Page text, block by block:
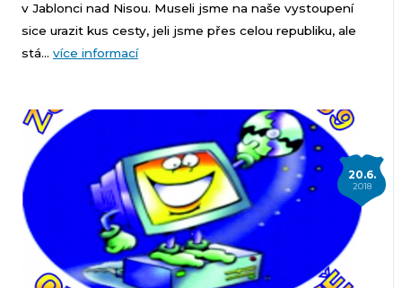
v Jablonci nad Nisou. Museli jsme na naše vystoupení
sice urazit kus cesty, jeli jsme přes celou republiku, ale
stá... více informací
20.6.
2018